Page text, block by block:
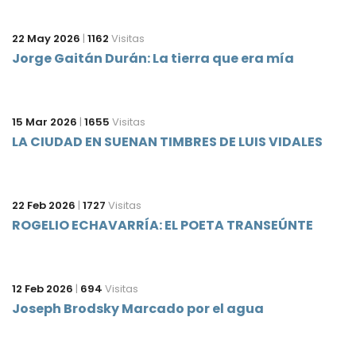
22 May 2026 | 1162 Visitas
Jorge Gaitán Durán: La tierra que era mía
15 Mar 2026 | 1655 Visitas
LA CIUDAD EN SUENAN TIMBRES DE LUIS VIDALES
22 Feb 2026 | 1727 Visitas
ROGELIO ECHAVARRÍA: EL POETA TRANSEÚNTE
12 Feb 2026 | 694 Visitas
Joseph Brodsky Marcado por el agua